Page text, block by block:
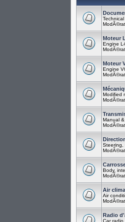
Moteur
Engine
Moteur
Engine
Modified
Manual
Steering,
Body,
Air
Air
Radio
Car